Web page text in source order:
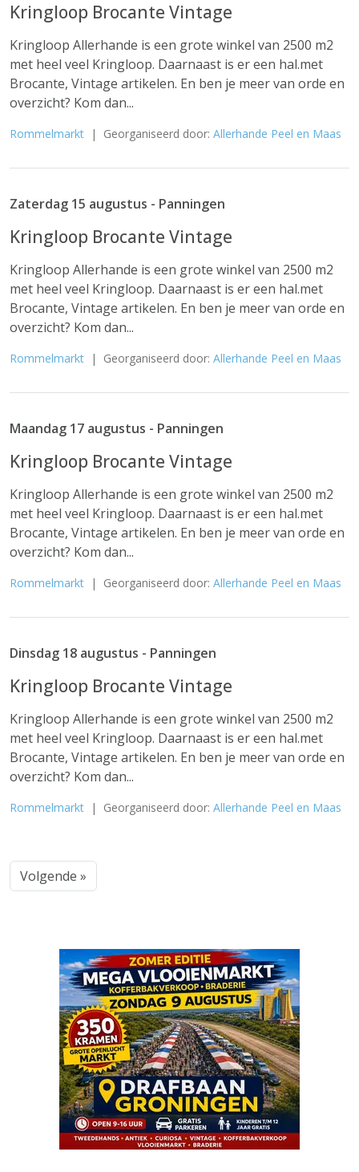
Kringloop Brocante Vintage
Kringloop Allerhande is een grote winkel van 2500 m2
met heel veel Kringloop. Daarnaast is er een hal.met
Brocante, Vintage artikelen. En ben je meer van orde en
overzicht? Kom dan...
Rommelmarkt | Georganiseerd door: Allerhande Peel en Maas
Zaterdag 15 augustus - Panningen
Kringloop Brocante Vintage
Kringloop Allerhande is een grote winkel van 2500 m2
met heel veel Kringloop. Daarnaast is er een hal.met
Brocante, Vintage artikelen. En ben je meer van orde en
overzicht? Kom dan...
Rommelmarkt | Georganiseerd door: Allerhande Peel en Maas
Maandag 17 augustus - Panningen
Kringloop Brocante Vintage
Kringloop Allerhande is een grote winkel van 2500 m2
met heel veel Kringloop. Daarnaast is er een hal.met
Brocante, Vintage artikelen. En ben je meer van orde en
overzicht? Kom dan...
Rommelmarkt | Georganiseerd door: Allerhande Peel en Maas
Dinsdag 18 augustus - Panningen
Kringloop Brocante Vintage
Kringloop Allerhande is een grote winkel van 2500 m2
met heel veel Kringloop. Daarnaast is er een hal.met
Brocante, Vintage artikelen. En ben je meer van orde en
overzicht? Kom dan...
Rommelmarkt | Georganiseerd door: Allerhande Peel en Maas
Volgende »